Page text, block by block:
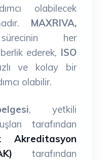
olabilecek
MAXRIVA,
her
ederek, ISO
ve kolay bir
olabilir.
, yetkili
tarafından
Akreditasyon
tarafından